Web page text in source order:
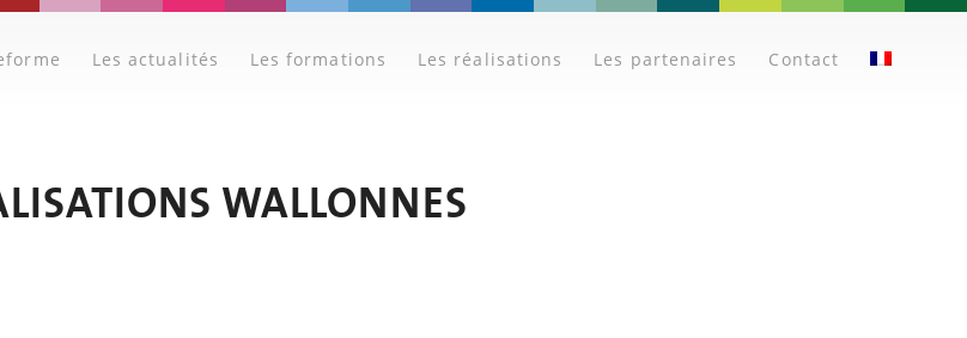
Les actualités Les formations Les réalisations Les partenaires Contact
WALLONNES